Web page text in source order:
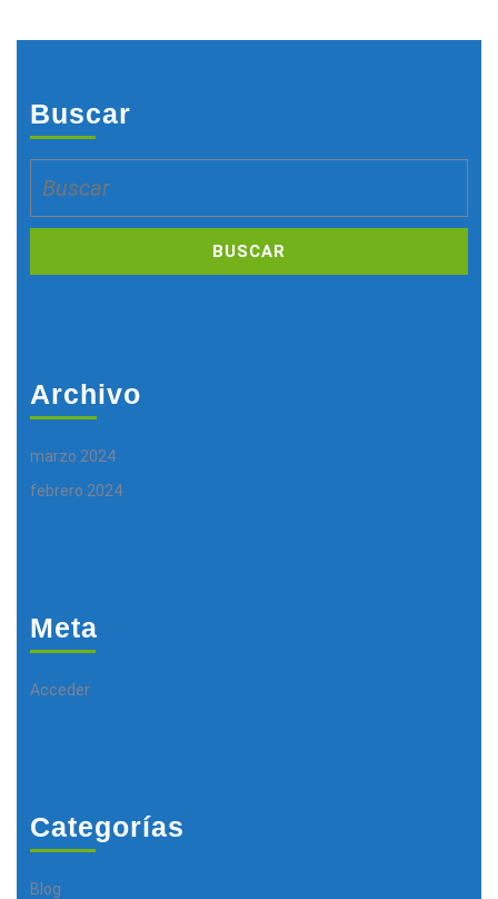
Buscar
Archivo
marzo 2024
febrero 2024
Meta
Acceder
Categorías
Blog